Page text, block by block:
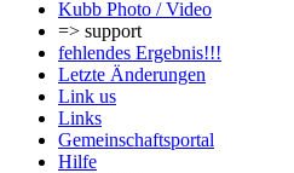
Kubb Photo / Video
=> support
fehlendes Ergebnis!!!
Letzte Änderungen
Link us
Links
Gemeinschafts­portal
Hilfe